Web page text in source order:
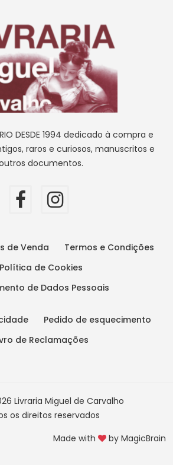
DESDE 1994 dedicado à compra e
raros e curiosos, manuscritos e
documentos.
de Venda
Termos e Condições
Política de Cookies
de Dados Pessoais
Pedido de esquecimento
de Reclamações
Livraria Miguel de Carvalho
os direitos reservados
Made with
by MagicBrain